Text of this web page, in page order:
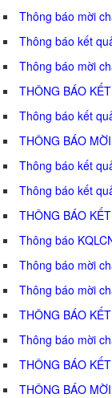
Thông báo mời
Thông báo kết
Thông báo mời
THÔNG BÁO
Thông báo kết
THÔNG BÁO
Thông báo kết
Thông báo kết
THÔNG BÁO
Thông báo
Thông báo mời
Thông báo mời
THÔNG BÁO
Thông báo mời
THÔNG BÁO
THÔNG BÁO